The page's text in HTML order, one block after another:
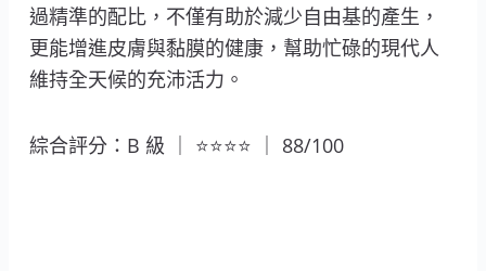
過精準的配比，不僅有助於減少自由基的產生，
更能增進皮膚與黏膜的健康，幫助忙碌的現代人
維持全天候的充沛活力。
綜合評分：B 級 ｜ ⭐⭐⭐⭐ ｜ 88/100